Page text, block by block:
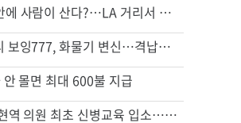
광고판 안에 사람이 산다?…LA 거리서 화제
74m짜리 보잉777, 화물기 변신…격납고서 ‘보물’ 찾는 인천공항
몰면 최대 600불 지급
천하람, 현역 의원 최초 신병교육 입소…논산서 2박3일 생활